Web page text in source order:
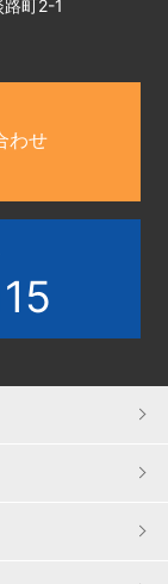
町2-1
わせ